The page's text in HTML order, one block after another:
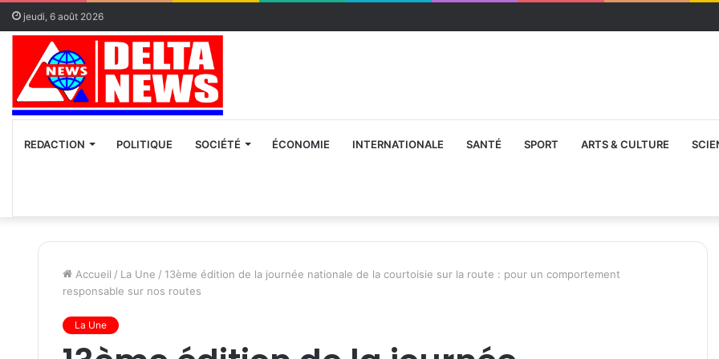
jeudi, 6 août 2026
REDACTION POLITIQUE SOCIÉTÉ ÉCONOMIE INTERNATIONALE SANTÉ SPORT ARTS & CULTURE
Accueil / La Une / 13ème édition de la journée nationale de la courtoisie sur la route : pour un comportement
responsable sur nos routes
La Une